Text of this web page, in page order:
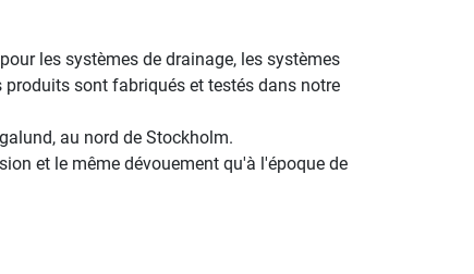
les systèmes de drainage, les systèmes
sont fabriqués et testés dans notre
au nord de Stockholm.
et le même dévouement qu'à l'époque de